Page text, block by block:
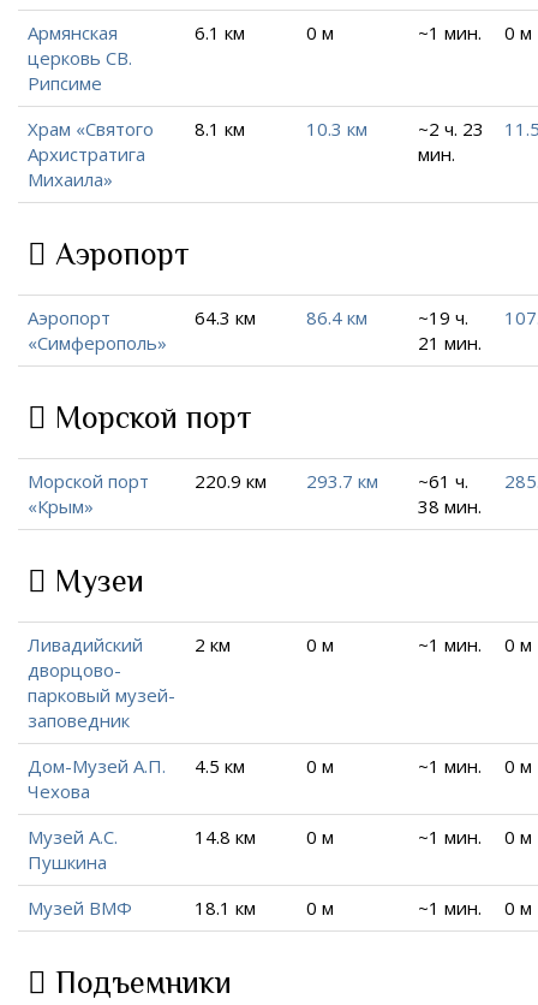
Армянская
церковь СВ.
Рипсиме
6.1 км 0 м ~1 мин. 0 м
Храм «Святого
Архистратига
Михаила»
8.1 км 10.3 км
~2 ч. 23
мин.
Аэропорт
Аэропорт
«Симферополь»
64.3 км 86.4 км
~19 ч.
21 мин.
Морской порт
Морской порт
«Крым»
220.9 км 293.7 км
~61 ч.
38 мин.
Музеи
Ливадийский
дворцово-
парковый музей-
заповедник
2 км 0 м ~1 мин. 0 м
Дом-Музей А.П.
Чехова
4.5 км 0 м ~1 мин. 0 м
Музей А.С.
Пушкина
14.8 км 0 м ~1 мин. 0 м
Музей ВМФ 18.1 км 0 м ~1 мин. 0 м
Подъемники